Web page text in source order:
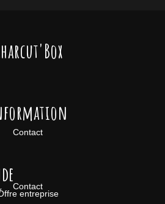
Contact
Contact
entreprise